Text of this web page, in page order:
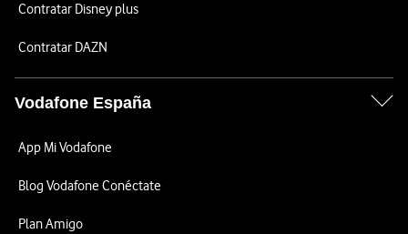
Contratar Disney plus
Contratar DAZN
Vodafone España
App Mi Vodafone
Blog Vodafone Conéctate
Plan Amigo